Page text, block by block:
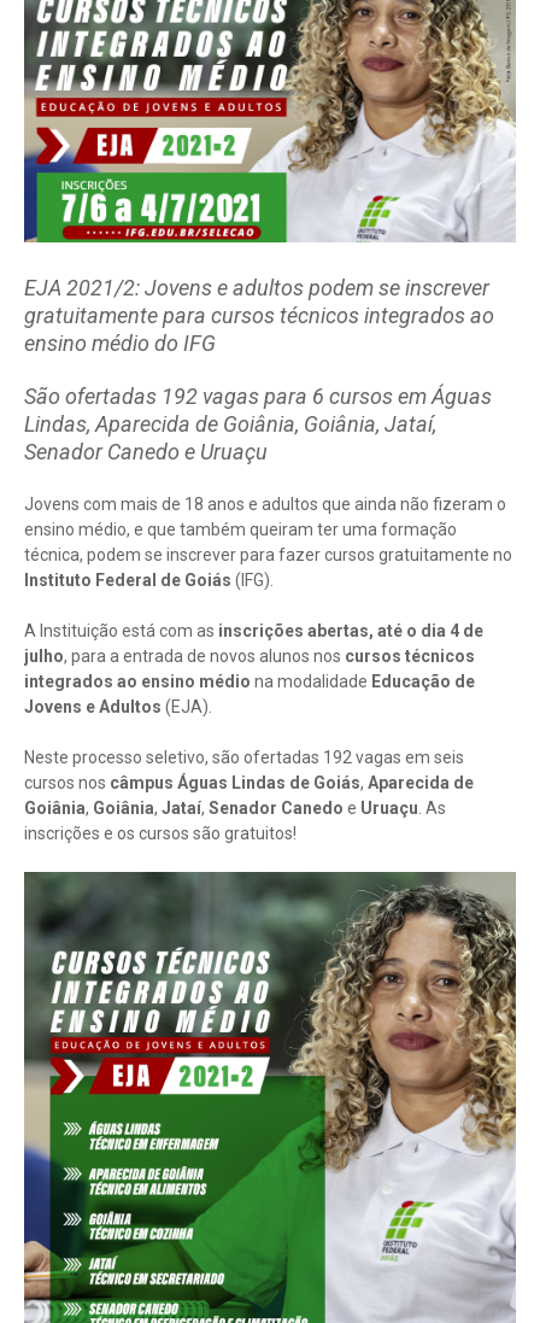
EJA 2021/2: Jovens e adultos podem se inscrever
gratuitamente para cursos técnicos integrados ao
ensino médio do IFG
São ofertadas 192 vagas para 6 cursos em Águas
Lindas, Aparecida de Goiânia, Goiânia, Jataí,
Senador Canedo e Uruaçu
Jovens com mais de 18 anos e adultos que ainda não fizeram o
ensino médio, e que também queiram ter uma formação
técnica, podem se inscrever para fazer cursos gratuitamente no
Instituto Federal de Goiás (IFG).
A Instituição está com as inscrições abertas, até o dia 4 de
julho, para a entrada de novos alunos nos cursos técnicos
integrados ao ensino médio na modalidade Educação de
Jovens e Adultos (EJA).
Neste processo seletivo, são ofertadas 192 vagas em seis
cursos nos câmpus Águas Lindas de Goiás, Aparecida de
Goiânia, Goiânia, Jataí, Senador Canedo e Uruaçu. As
inscrições e os cursos são gratuitos!